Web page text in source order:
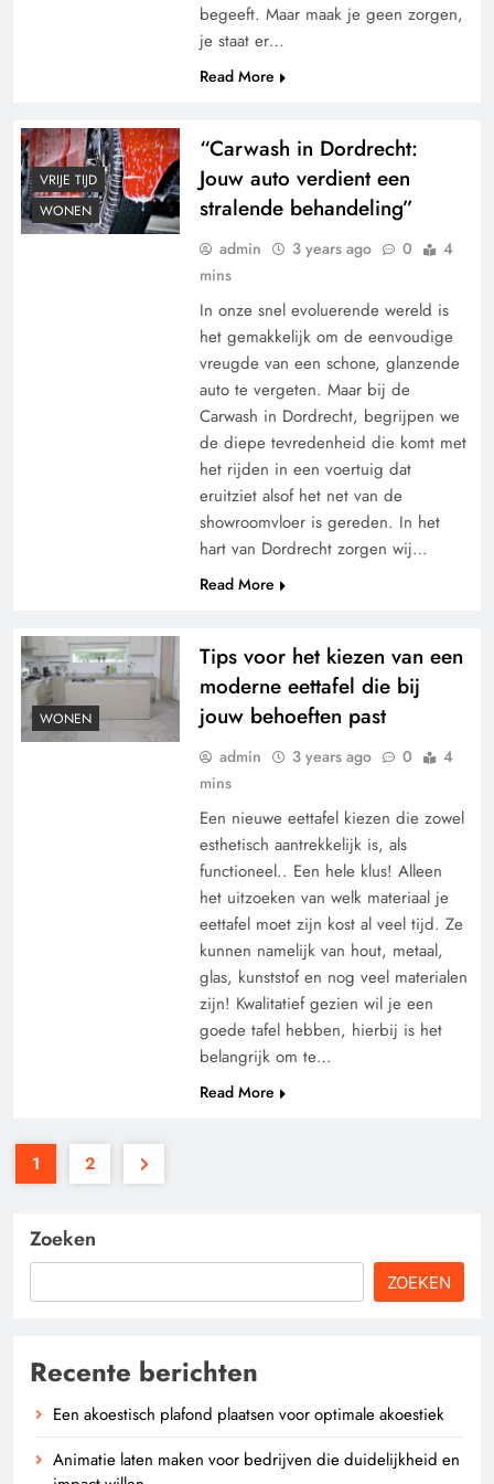
begeeft. Maar maak je geen zorgen,
je staat er…
Read More
VRIJE TIJD
WONEN
“Carwash in Dordrecht:
Jouw auto verdient een
stralende behandeling”
admin 3 years ago 0
4
mins
In onze snel evoluerende wereld is
het gemakkelijk om de eenvoudige
vreugde van een schone, glanzende
auto te vergeten. Maar bij de
Carwash in Dordrecht, begrijpen we
de diepe tevredenheid die komt met
het rijden in een voertuig dat
eruitziet alsof het net van de
showroomvloer is gereden. In het
hart van Dordrecht zorgen wij…
Read More
WONEN
Tips voor het kiezen van een
moderne eettafel die bij
jouw behoeften past
admin 3 years ago 0
4
mins
Een nieuwe eettafel kiezen die zowel
esthetisch aantrekkelijk is, als
functioneel.. Een hele klus! Alleen
het uitzoeken van welk materiaal je
eettafel moet zijn kost al veel tijd. Ze
kunnen namelijk van hout, metaal,
glas, kunststof en nog veel materialen
zijn! Kwalitatief gezien wil je een
goede tafel hebben, hierbij is het
belangrijk om te…
Read More
1 2
Zoeken
ZOEKEN
Recente berichten
Een akoestisch plafond plaatsen voor optimale akoestiek
Animatie laten maken voor bedrijven die duidelijkheid en